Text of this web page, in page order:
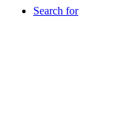
Search for